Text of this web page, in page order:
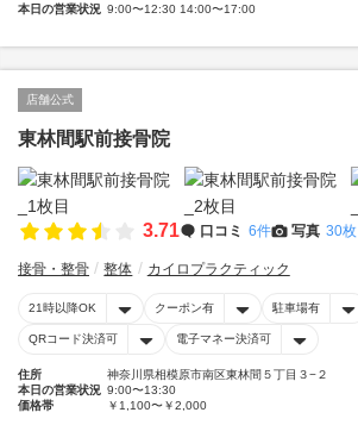
本日の営業状況 9:00〜12:30 14:00〜17:00
店舗公式
東林間駅前接骨院
3.71 口コミ 6件 写真 30枚
接骨・整骨 整体 カイロプラクティック
21時以降OK クーポン有 駐車場有
QRコード決済可 電子マネー決済可
住所
神奈川県相模原市南区東林間５丁目３−２
本日の営業状況 9:00〜13:30
価格帯
￥1,100〜￥2,000